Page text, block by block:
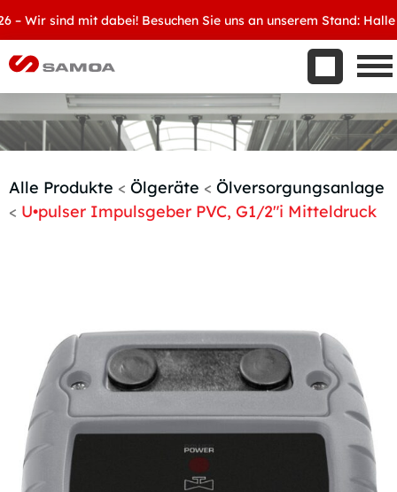
Wir sind mit dabei! Besuchen Sie uns an unserem Stand: Halle
Aktuelles
Kontakt
Handelspartner werden
Alle Produkte < Ölgeräte < Ölversorgungsanlage
< U•pulser Impulsgeber PVC, G1/2″i Mitteldruck